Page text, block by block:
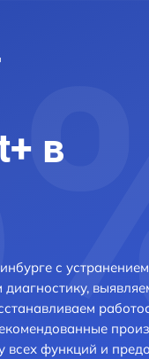
в
с устранением
всех функций и